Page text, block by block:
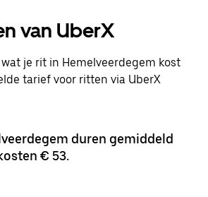
van UberX
je rit in Hemelveerdegem kost
tarief voor ritten via UberX
duren gemiddeld
€ 53.